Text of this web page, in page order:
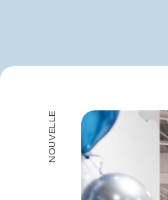
NOUVELLE